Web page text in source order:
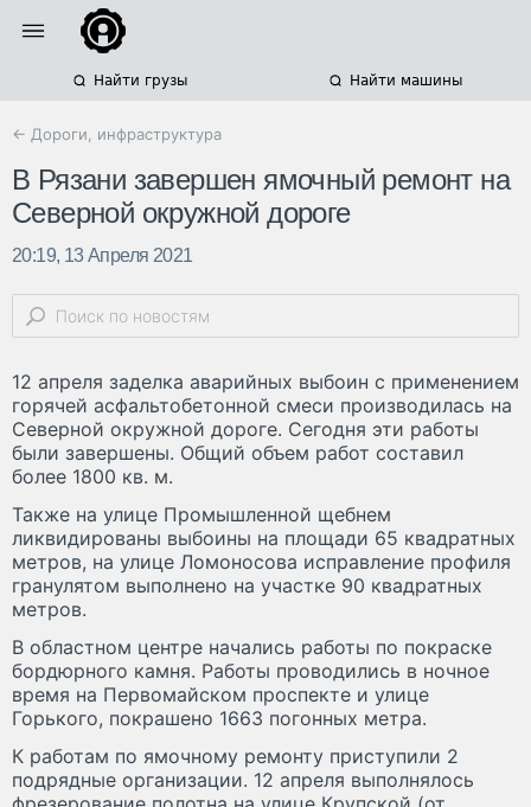
Найти грузы Найти машины
← Дороги, инфраструктура
В Рязани завершен ямочный ремонт на
Северной окружной дороге
20:19, 13 Апреля 2021
12 апреля заделка аварийных выбоин с применением
горячей асфальтобетонной смеси производилась на
Северной окружной дороге. Сегодня эти работы
были завершены. Общий объем работ составил
более 1800 кв. м.
Также на улице Промышленной щебнем
ликвидированы выбоины на площади 65 квадратных
метров, на улице Ломоносова исправление профиля
гранулятом выполнено на участке 90 квадратных
метров.
В областном центре начались работы по покраске
бордюрного камня. Работы проводились в ночное
время на Первомайском проспекте и улице
Горького, покрашено 1663 погонных метра.
К работам по ямочному ремонту приступили 2
подрядные организации. 12 апреля выполнялось